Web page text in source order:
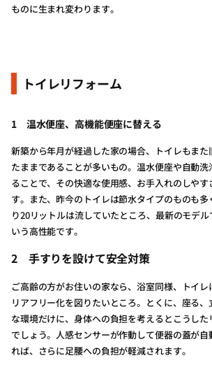
ものに生まれ変わります。
トイレリフォーム
1 温水便座、高機能便座に替える
新築から年月が経過した家の場合、トイレもま
たままであることが多いもの。温水便座や自動
ることで、その快適な使用感、お手入れのしや
す。また、昨今のトイレは節水タイプのものも
り20リットルは流していたところ、最新のモデ
いう高性能です。
2 手すりを設けて安全対策
ご高齢の方がお住いの家なら、浴室同様、トイ
リアフリー化を図りたいところ。とくに、座る
な環境だけに、身体への負担を考えるとこうし
でしょう。人感センサーが作動して便器の蓋が
れば、さらに足腰への負担が軽減されます。